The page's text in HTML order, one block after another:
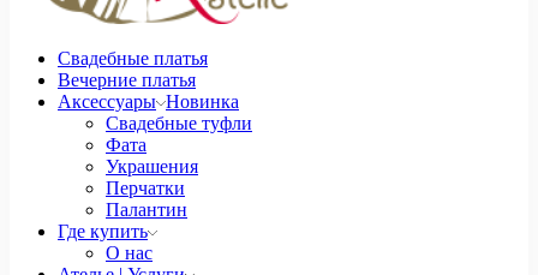
Свадебные платья
Вечерние платья
Аксессуары Новинка
Свадебные туфли
Фата
Украшения
Перчатки
Палантин
Где купить
О нас